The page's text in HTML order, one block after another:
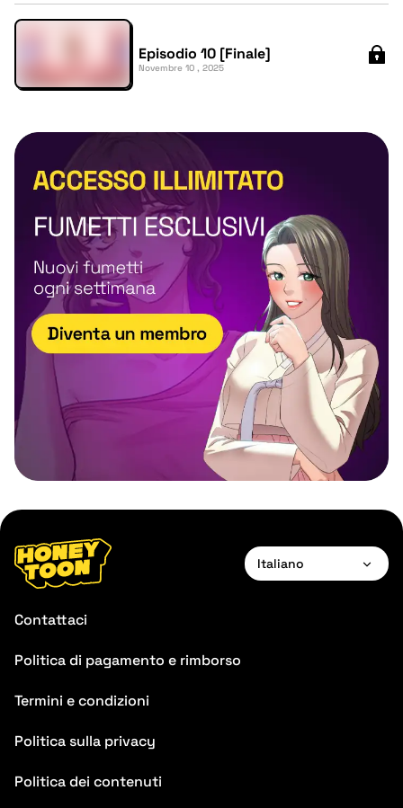
Episodio 10 [Finale]
Novembre 10 , 2025
Italiano
Contattaci
Politica di pagamento e rimborso
Termini e condizioni
Politica sulla privacy
Politica dei contenuti